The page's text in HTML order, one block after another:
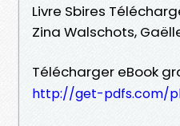
Livre Sbires
Zina Walschots,
Télécharger eBook
http://get-pdfs.com/